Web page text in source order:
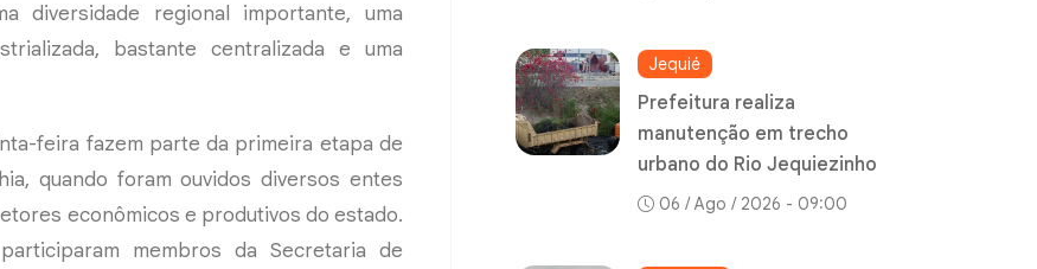
diversidade regional importante, uma
bastante centralizada e uma
feira fazem parte da primeira etapa de
quando foram ouvidos diversos entes
econômicos e produtivos do estado.
membros da Secretaria de
Jequié
Prefeitura realiza
manutenção em trecho
urbano do Rio Jequiezinho
06 / Ago / 2026 - 09:00